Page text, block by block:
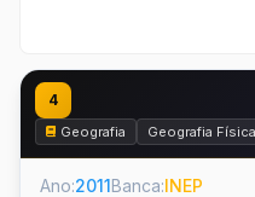
4
Geografia
Geografia Física
Ano:2011Banca:INEP